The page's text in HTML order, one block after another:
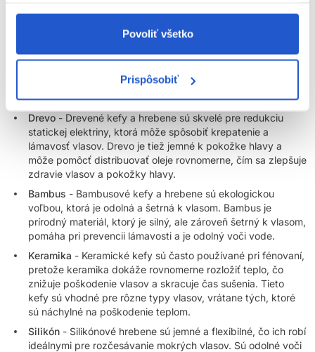
Povoliť všetko
Prispôsobiť
Prírodné štetiny(napríklad diviačie štetiny) - Kefy s
prírodnými štetinami sú šetrné k vlasom a pokožke hlavy.
Diviačie štetiny sú obzvlášť dobré na to, aby mierne
masírovali pokožku hlavy a rozložili prirodzené oleje z
zlepšuje celkovú kondíciu vlasov. Sú ideálne pre jemné a
normálne vlasy.
Drevo - Drevené kefy a hrebene sú skvelé pre redukciu
statickej elektriny, ktorá môže spôsobiť krepatenie a
lámavosť vlasov. Drevo je tiež jemné k pokožke hlavy a
môže pomôcť distribuovať oleje rovnomerne, čím sa zlepšuje
zdravie vlasov a pokožky hlavy.
Bambus - Bambusové kefy a hrebene sú ekologickou
voľbou, ktorá je odolná a šetrná k vlasom. Bambus je
prírodný materiál, ktorý je silný, ale zároveň šetrný k vlasom,
pomáha pri prevencii lámavosti a je odolný voči vode.
Keramika - Keramické kefy sú často používané pri fénovaní,
pretože keramika dokáže rovnomerne rozložiť teplo, čo
znižuje poškodenie vlasov a skracuje čas sušenia. Tieto
kefy sú vhodné pre rôzne typy vlasov, vrátane tých, ktoré
sú náchylné na poškodenie teplom.
Silikón - Silikónové hrebene sú jemné a flexibilné, čo ich robí
ideálnymi pre rozčesávanie mokrých vlasov. Sú odolné voči